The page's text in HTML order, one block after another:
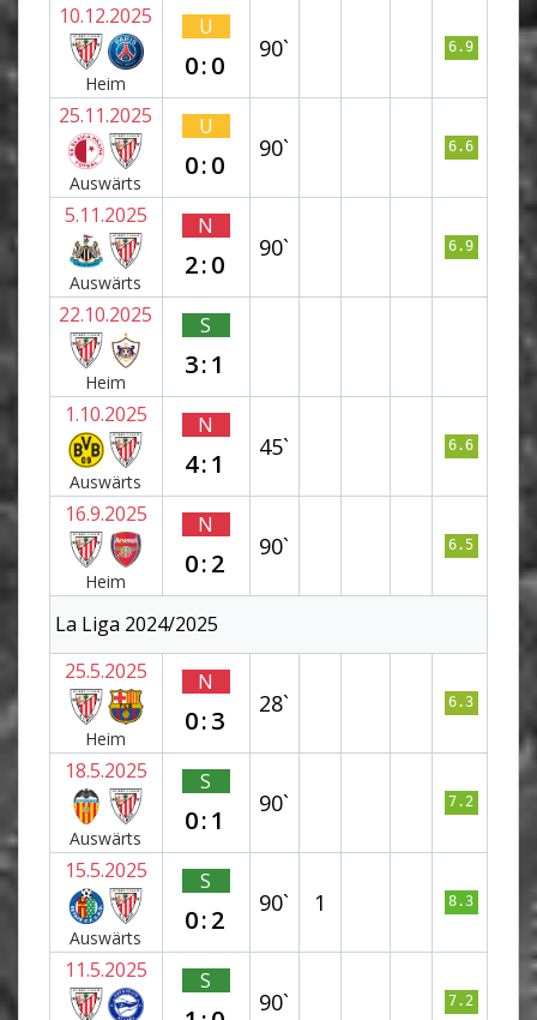
10.12.2025
Heim
U
0:0
90` 6.9
25.11.2025
Auswärts
U
0:0
90` 6.6
5.11.2025
Auswärts
N
2:0
90` 6.9
22.10.2025
Heim
S
3:1
1.10.2025
Auswärts
N
4:1
45` 6.6
16.9.2025
Heim
N
0:2
90` 6.5
La Liga 2024/2025
25.5.2025
Heim
N
0:3
28` 6.3
18.5.2025
Auswärts
S
0:1
90` 7.2
15.5.2025
Auswärts
S
0:2
90` 1 8.3
11.5.2025 S
90` 7.2